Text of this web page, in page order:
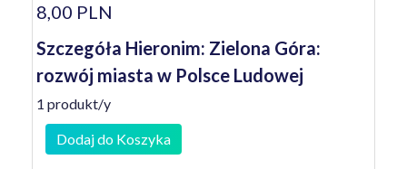
8,00 PLN
Szczegóła Hieronim: Zielona Góra:
rozwój miasta w Polsce Ludowej
1 produkt/y
Dodaj do Koszyka